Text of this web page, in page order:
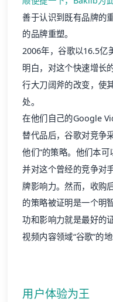
善于认识到既有品牌的
的品牌重塑。
2006年，谷歌以16.5亿
明白，对这个快速增长
行大刀阔斧的改变，使
处。
在他们自己的Google
替代品后，谷歌对竞争
他们”的策略。他们本可
并对这个曾经的竞争对
牌影响力。然而，收购
的策略被证明是一个明
功和影响力就是最好的
视频内容领域“谷歌”的地
用户体验为王